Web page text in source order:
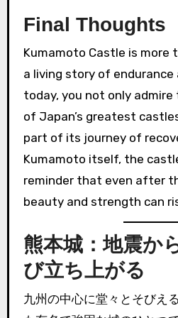
Final Thoughts
Kumamoto Castle is
a living story of endurance
today, you not only
of Japan’s greatest
part of its journey of
Kumamoto itself, the
reminder that even after
beauty and strength can
熊本城：地震か
び立ち上がる
九州の中心に堂々とそびえる